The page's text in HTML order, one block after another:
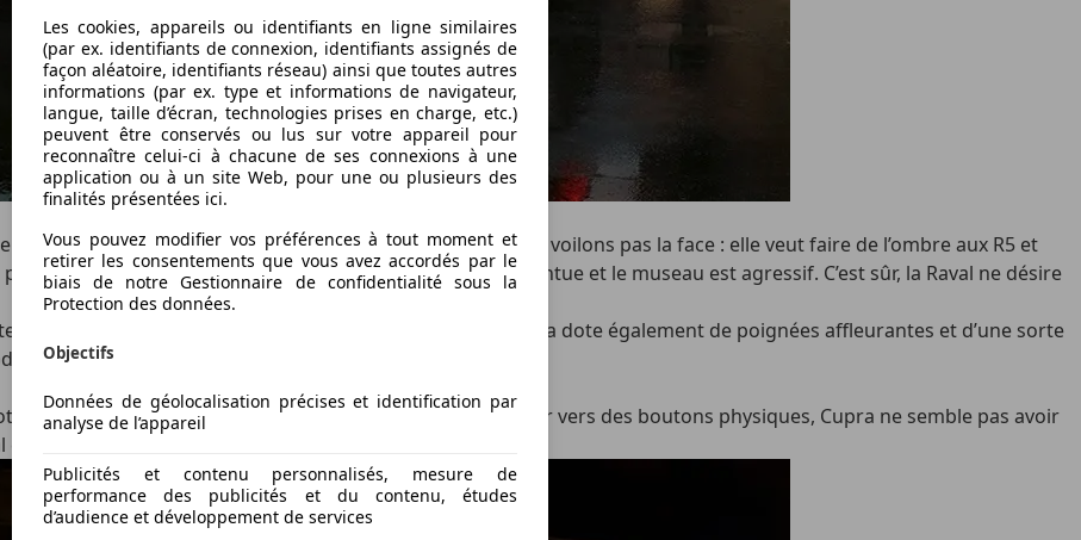
le penchant électrique de l’Ibiza. Pourtant, ne nous voilons pas la face : elle veut faire de l’ombre aux R5 et
excentriques. Les lignes sont tendues, la face avant pointue et le museau est agressif. C’est sûr, la Raval ne désire
vert mat et de jantes taillant jusqu’à 19 pouces. Cupra la dote également de poignées affleurantes et d’une sorte
différente de ses autres électriques, avec un retour vers des boutons physiques, Cupra ne semble pas avoir
un melting-pot de pièces des Born et Tavascan.
Les cookies, appareils ou identifiants en ligne similaires
(par ex. identifiants de connexion, identifiants assignés de
façon aléatoire, identifiants réseau) ainsi que toutes autres
informations (par ex. type et informations de navigateur,
langue, taille d’écran, technologies prises en charge, etc.)
peuvent être conservés ou lus sur votre appareil pour
reconnaître celui-ci à chacune de ses connexions à une
application ou à un site Web, pour une ou plusieurs des
finalités présentées ici.
Vous pouvez modifier vos préférences à tout moment et
retirer les consentements que vous avez accordés par le
biais de notre Gestionnaire de confidentialité sous la
Protection des données.
Objectifs
Données de géolocalisation précises et identification par
analyse de l’appareil
Publicités et contenu personnalisés, mesure de
performance des publicités et du contenu, études
d’audience et développement de services